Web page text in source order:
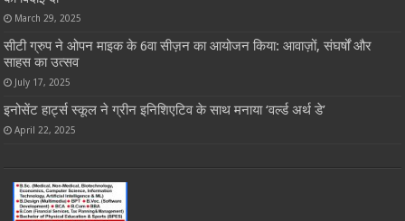
March 29, 2025
सीटी ग्रुप ने ओपन माइक के 6वा सीज़न का आयोजन किया: आवाज़ों, संघर्षों और
साहस का उत्सव
July 17, 2025
इनोसेंट हार्ट्स स्कूल ने ग्रीन इनिशिएटिव के साथ मनाया ‘वर्ल्ड अर्थ डे’
April 22, 2025